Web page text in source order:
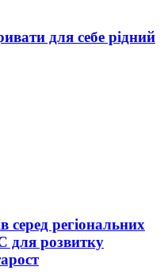
для себе рідний
серед регіональних
для розвитку